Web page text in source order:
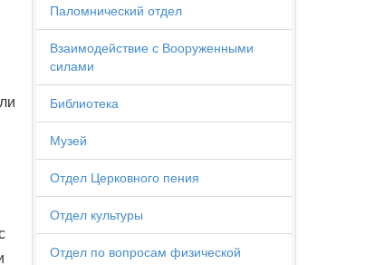
Паломнический отдел
Взаимодействие с Вооруженными
силами
Библиотека
Музей
Отдел Церковного пения
Отдел культуры
Отдел по вопросам физической